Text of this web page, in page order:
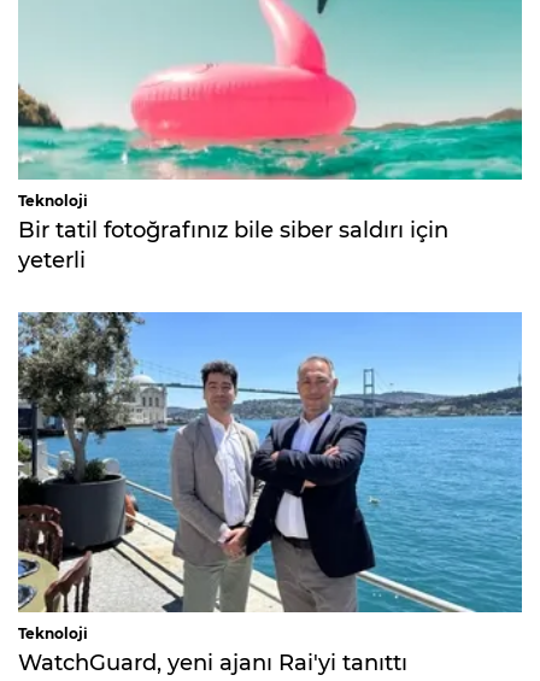
Teknoloji
Bir tatil fotoğrafınız bile siber saldırı için
yeterli
Teknoloji
WatchGuard, yeni ajanı Rai'yi tanıttı